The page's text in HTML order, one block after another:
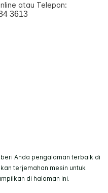
atau Telepon:
3613
Anda pengalaman terbaik di
terjemahan mesin untuk
di halaman ini.